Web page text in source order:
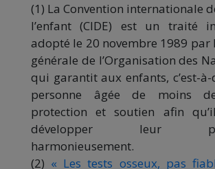
(1) La Convention internationale
l’enfant (CIDE) est un traité
adopté le 20 novembre 1989 par
générale de l’Organisation des
qui garantit aux enfants, c’est-
personne âgée de moins
protection et soutien afin
développer leur
harmonieusement.
(2) « Les tests osseux, pas